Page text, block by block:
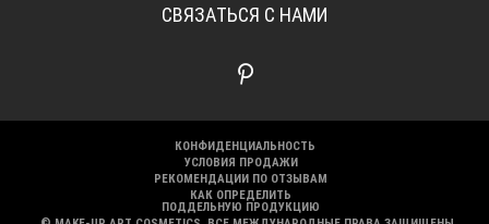
СВЯЗАТЬСЯ С НАМИ
КОНФИДЕНЦИАЛЬНОСТЬ
УСЛОВИЯ ПРОДАЖИ
РЕКОМЕНДАЦИИ ПО ОТЗЫВАМ
КАК ОПРЕДЕЛИТЬ
ПОДДЕЛЬНУЮ ПРОДУКЦИЮ